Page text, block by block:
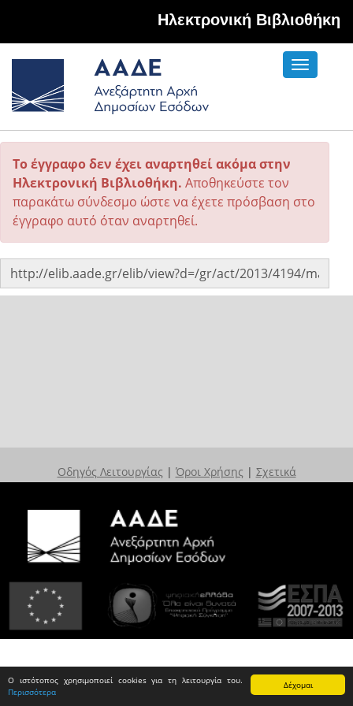
Δέχομαι
Ο ιστότοπος χρησιμοποιεί cookies για τη λειτουργία του.
Περισσότερα
Hλεκτρονική Βιβλιοθήκη
Toggle
Το έγγραφο δεν έχει αναρτηθεί ακόμα στην
Ηλεκτρονική Βιβλιοθήκη. Αποθηκεύστε τον
παρακάτω σύνδεσμο ώστε να έχετε πρόσβαση στο
έγγραφο αυτό όταν αναρτηθεί.
Οδηγός Λειτουργίας | Όροι Χρήσης | Σχετικά